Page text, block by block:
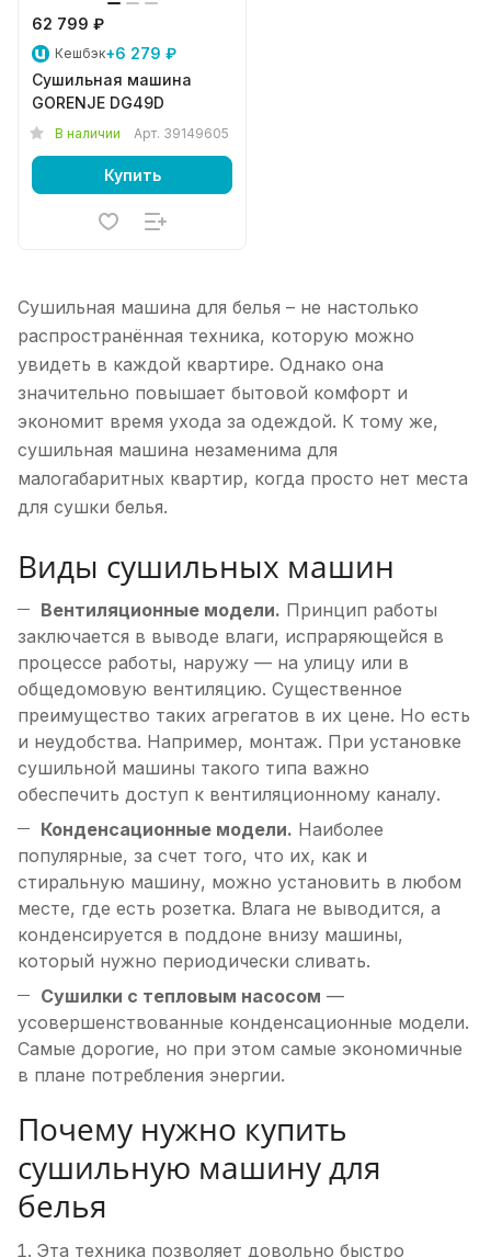
62 799 ₽
Кешбэк+6 279 ₽
Сушильная машина
GORENJE DG49D
В наличии Арт. 39149605
Купить
Сушильная машина для белья – не настолько
распространённая техника, которую можно
увидеть в каждой квартире. Однако она
значительно повышает бытовой комфорт и
экономит время ухода за одеждой. К тому же,
сушильная машина незаменима для
малогабаритных квартир, когда просто нет места
для сушки белья.
Виды сушильных машин
Вентиляционные модели. Принцип работы
заключается в выводе влаги, испраряющейся в
процессе работы, наружу — на улицу или в
общедомовую вентиляцию. Существенное
преимущество таких агрегатов в их цене. Но есть
и неудобства. Например, монтаж. При установке
сушильной машины такого типа важно
обеспечить доступ к вентиляционному каналу.
Конденсационные модели. Наиболее
популярные, за счет того, что их, как и
стиральную машину, можно установить в любом
месте, где есть розетка. Влага не выводится, а
конденсируется в поддоне внизу машины,
который нужно периодически сливать.
Сушилки с тепловым насосом —
усовершенствованные конденсационные модели.
Самые дорогие, но при этом самые экономичные
в плане потребления энергии.
Почему нужно купить
сушильную машину для
белья
Эта техника позволяет довольно быстро